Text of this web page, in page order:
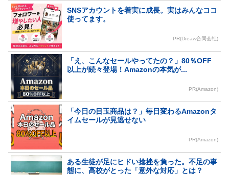
SNSアカウントを着実に成長。実はみんなココ
使ってます。
PR(Dreaw合同会社)
「え、こんなセールやってたの？」80％OFF
以上が続々登場！Amazonの本気が...
PR(Amazon)
「今日の目玉商品は？」毎日変わるAmazonタ
イムセールが見逃せない
PR(Amazon)
ある生徒が足にヒドい捻挫を負った。不足の事
態に、高校がとった「意外な対応」とは？